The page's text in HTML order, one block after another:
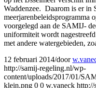
Waddenzee. Daarom is er in
meerjarenbeleidsprogramma
voorgelegd aan de SAMIJ-
uniformiteit wordt
met andere watergebieden,
12 februari 2014/door
http://samij-regeling.nl/wp-
content/uploads/2017/01/
klein.png 0 0 w.vaneck http://